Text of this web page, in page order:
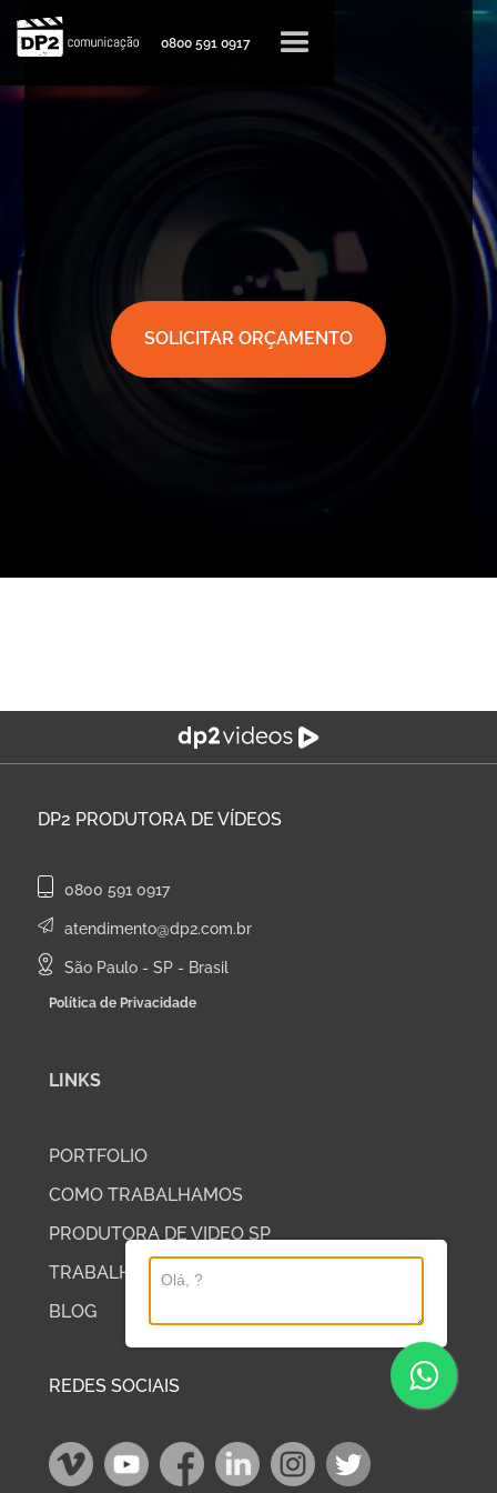
0800 591 0917
SOLICITAR ORÇAMENTO
DP2 PRODUTORA DE VÍDEOS
0800 591 0917
atendimento@dp2.com.br
São Paulo - SP - Brasil
Política de Privacidade
LINKS
PORTFOLIO
COMO TRABALHAMOS
PRODUTORA DE VIDEO SP
TRABALHE COM A DP2
BLOG
REDES SOCIAIS